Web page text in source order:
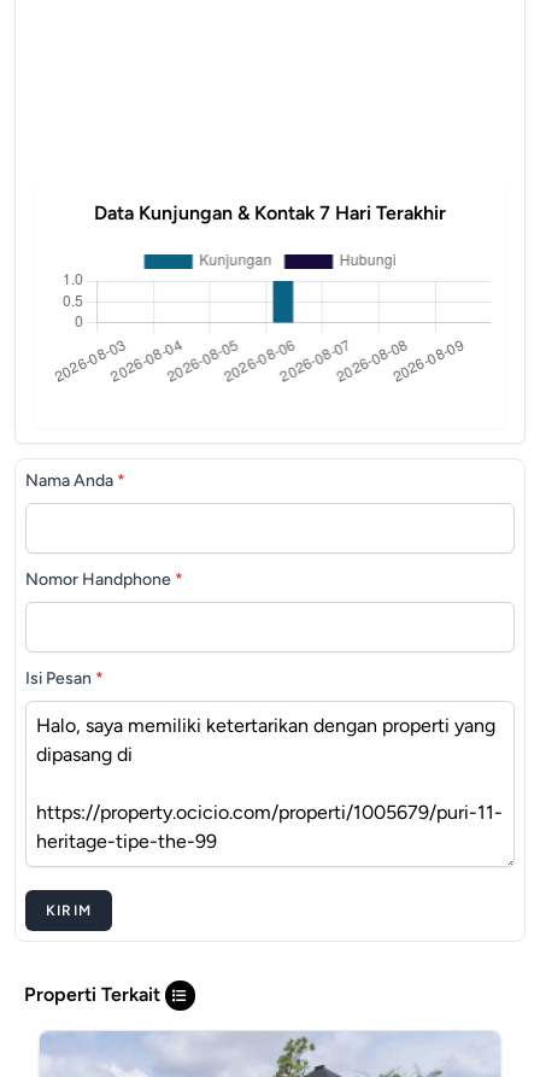
Data Kunjungan & Kontak 7 Hari Terakhir
Nama Anda *
Nomor Handphone *
Isi Pesan *
KIRIM
Properti Terkait